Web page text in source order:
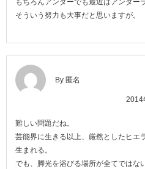
もちろんアンダーでも最近はアンダー
そういう努力も大事だと思いますが。
By 匿名
2014
難しい問題だね。
芸能界に生きる以上、厳然としたヒエ
生まれる。
でも、脚光を浴びる場所が全てではな